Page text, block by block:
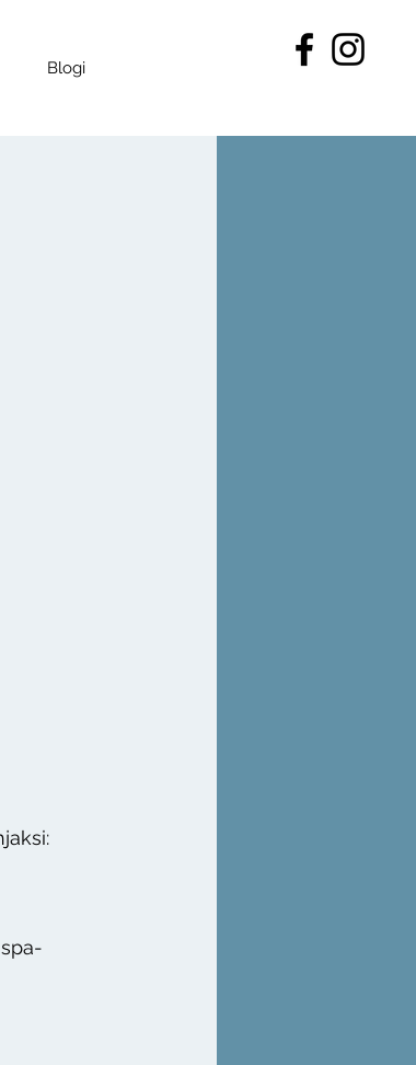
Blogi